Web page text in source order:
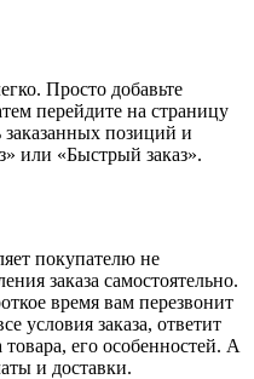
Просто добавьте
перейдите на страницу
заказанных позиций и
или «Быстрый заказ».
покупателю не
заказа самостоятельно.
время вам перезвонит
условия заказа, ответит
его особенностей. А
и доставки.